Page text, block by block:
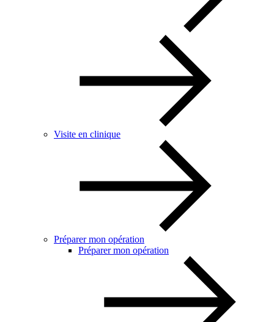
Visite en clinique
Préparer mon opération
Préparer mon opération